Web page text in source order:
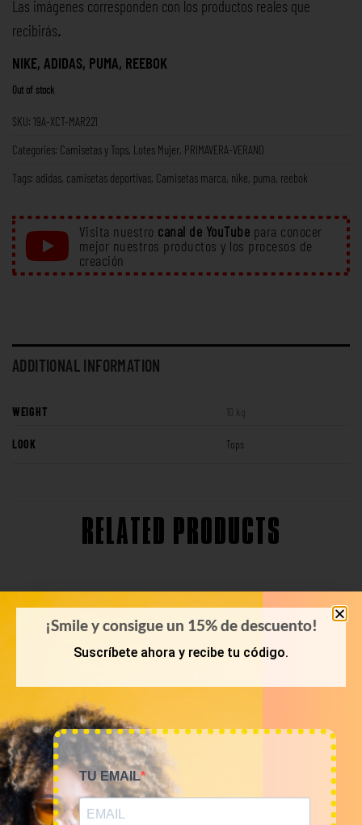
Las imágenes corresponden con los productos reales que
recibirás.
NIKE, ADIDAS, PUMA, REEBOK
Out of stock
SKU: 19A-XCT-MAR221
Categories: Camisetas y Tops Lotes Mujer PRIMAVERA-VERANO
Tags: adidas camisetas deportivas Camisetas marca nike puma reebok
Visita nuestro canal de YouTube para conocer
mejor nuestros productos y los procesos de
creación
ADDITIONAL INFORMATION
WEIGHT 10 kg
LOOK Tops
RELATED PRODUCTS
PRIMAVERA-VERANO
¡Smile y consigue un 15% de descuento!
Suscríbete ahora y recibe tu código.
TU EMAIL